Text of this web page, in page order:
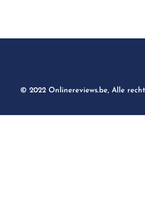
© 2022 Onlinereviews.be, Alle